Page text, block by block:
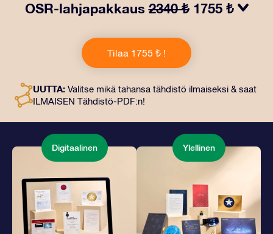
OSR-lahjapakkaus2340 ₺ 1755 ₺
Tämä lahja sisältää kauniin kirjekuoren ja
henkilökohtaiset ​​asiakirjat, jotka lähetetään
valitsemaasi osoitteeseen. Saat myös digitaaliset
maaginen tapa antaa ikuinen lahja ystäville ja rakkaille.
Tilaa 1755 ₺ !
UUTTA: Valitse mikä tahansa tähdistö ilmaiseksi & saat
ILMAISEN Tähdistö-PDF:n!
Digitaalinen Ylellinen